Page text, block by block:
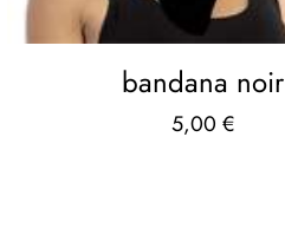
bandana noir
5,00 €